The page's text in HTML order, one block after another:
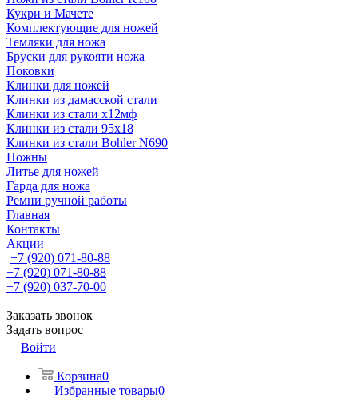
Кукри и Мачете
Комплектующие для ножей
Темляки для ножа
Бруски для рукояти ножа
Поковки
Клинки для ножей
Клинки из дамасской стали
Клинки из стали х12мф
Клинки из стали 95х18
Клинки из стали Bohler N690
Ножны
Литье для ножей
Гарда для ножа
Ремни ручной работы
Главная
Контакты
Акции
+7 (920) 071-80-88
+7 (920) 071-80-88
+7 (920) 037-70-00
Заказать звонок
Задать вопрос
Войти
Корзина0
Избранные товары0